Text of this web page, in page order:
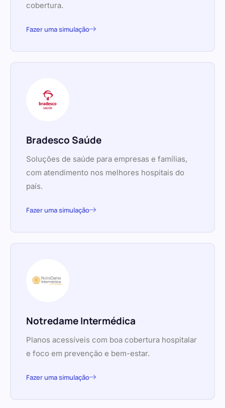
cobertura.
Fazer uma simulação
Bradesco Saúde
Soluções de saúde para empresas e famílias,
com atendimento nos melhores hospitais do
país.
Fazer uma simulação
Notredame Intermédica
Planos acessíveis com boa cobertura hospitalar
e foco em prevenção e bem-estar.
Fazer uma simulação